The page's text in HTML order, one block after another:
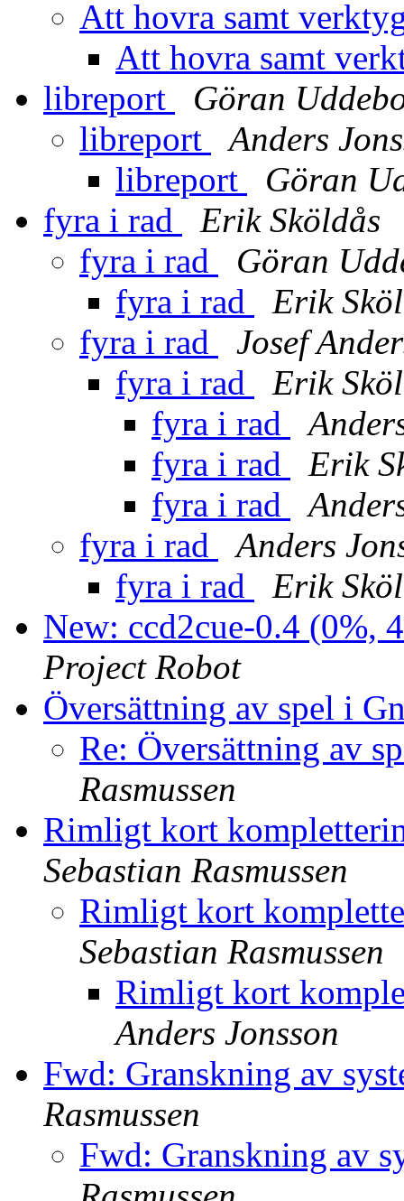
Att hovra samt
Att hovra samt
libreport
Göran
libreport
Anders
libreport
Göran
fyra i rad
Erik Sköldås
fyra i rad
Göran
fyra i rad
Erik
fyra i rad
Josef
fyra i rad
Erik
fyra i rad
fyra i rad
Erik
fyra i rad
fyra i rad
Anders
fyra i rad
Erik
New: ccd2cue-0.4 (0%,
Project Robot
Översättning av spel i
Re: Översättning av
Rasmussen
Rimligt kort
Sebastian Rasmussen
Rimligt kort
Sebastian Rasmussen
Rimligt kort
Anders Jonsson
Fwd: Granskning av
Rasmussen
Fwd: Granskning av